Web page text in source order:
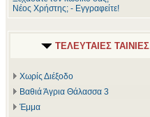
Νέος Χρήστης; - Εγγραφείτε!
ΤΕΛΕΥΤΑΙΕΣ ΤΑΙΝΙΕΣ
Χωρίς Διέξοδο
Βαθιά Άγρια Θάλασσα 3
Έμμα